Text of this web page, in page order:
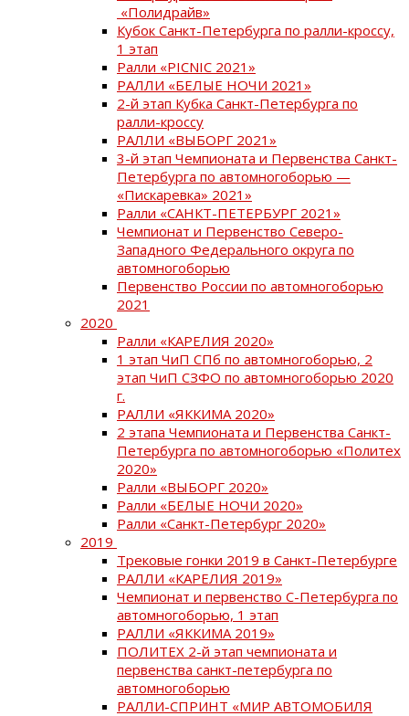
«Полидрайв»
Кубок Санкт-Петербурга по ралли-кроссу,
1 этап
Ралли «PICNIC 2021»
РАЛЛИ «БЕЛЫЕ НОЧИ 2021»
2-й этап Кубка Санкт-Петербурга по
ралли-кроссу
РАЛЛИ «ВЫБОРГ 2021»
3-й этап Чемпионата и Первенства Санкт-
Петербурга по автомногоборью —
«Пискаревка» 2021»
Ралли «САНКТ-ПЕТЕРБУРГ 2021»
Чемпионат и Первенство Северо-
Западного Федерального округа по
автомногоборью
Первенство России по автомногоборью
2021
2020
Ралли «КАРЕЛИЯ 2020»
1 этап ЧиП СПб по автомногоборью, 2
этап ЧиП СЗФО по автомногоборью 2020
г.
РАЛЛИ «ЯККИМА 2020»
2 этапа Чемпионата и Первенства Санкт-
Петербурга по автомногоборью «Политех
2020»
Ралли «ВЫБОРГ 2020»
Ралли «БЕЛЫЕ НОЧИ 2020»
Ралли «Санкт-Петербург 2020»
2019
Трековые гонки 2019 в Санкт-Петербурге
РАЛЛИ «КАРЕЛИЯ 2019»
Чемпионат и первенство С-Петербурга по
автомногоборью, 1 этап
РАЛЛИ «ЯККИМА 2019»
ПОЛИТЕХ 2-й этап чемпионата и
первенства санкт-петербурга по
автомногоборью
РАЛЛИ-СПРИНТ «МИР АВТОМОБИЛЯ